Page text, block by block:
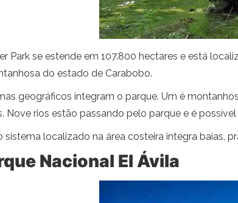
Park se estende em 107.800 hectares e está
do estado de Carabobo.
geográficos integram o parque. Um é
Nove rios estão passando pelo parque e é
sistema localizado na área costeira integra baías,
Nacional El Ávila